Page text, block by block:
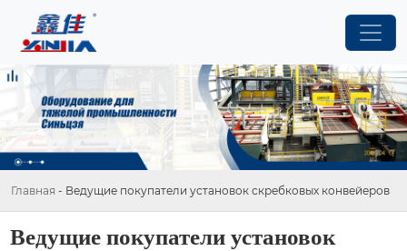
Главная - Ведущие покупатели установок скребковых конвейеров
Ведущие покупатели установок